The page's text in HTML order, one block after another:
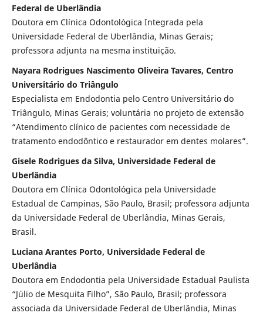
Federal de Uberlândia
Doutora em Clínica Odontológica Integrada pela
Universidade Federal de Uberlândia, Minas Gerais;
professora adjunta na mesma instituição.
Nayara Rodrigues Nascimento Oliveira Tavares, Centro
Universitário do Triângulo
Especialista em Endodontia pelo Centro Universitário do
Triângulo, Minas Gerais; voluntária no projeto de extensão
“Atendimento clínico de pacientes com necessidade de
tratamento endodôntico e restaurador em dentes molares”.
Gisele Rodrigues da Silva, Universidade Federal de
Uberlândia
Doutora em Clínica Odontológica pela Universidade
Estadual de Campinas, São Paulo, Brasil; professora adjunta
da Universidade Federal de Uberlândia, Minas Gerais,
Brasil.
Luciana Arantes Porto, Universidade Federal de
Uberlândia
Doutora em Endodontia pela Universidade Estadual Paulista
“Júlio de Mesquita Filho”, São Paulo, Brasil; professora
associada da Universidade Federal de Uberlândia, Minas